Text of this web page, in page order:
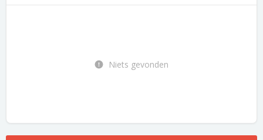
Niets gevonden